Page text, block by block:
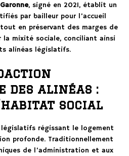
, signé en 2021, établit un
par bailleur pour l’accueil
en préservant des marges de
mixité sociale, conciliant ainsi
alinéas législatifs.
des alinéas :
social
législatifs régissant le logement
profonde. Traditionnellement
de l’administration et aux